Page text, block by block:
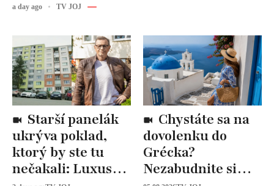
a day ago TV JOJ
ukrýva poklad,
ktorý by ste tu
nečakali: Luxusná
dovolenku do
Grécka?
Nezabudnite si